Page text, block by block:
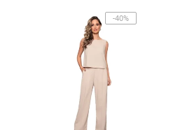
-40%